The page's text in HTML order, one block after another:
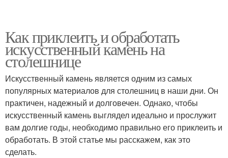
Как приклеить и обработать
искусственный камень на
столешнице
Искусственный камень является одним из самых
популярных материалов для столешниц в наши дни. Он
практичен, надежный и долговечен. Однако, чтобы
искусственный камень выглядел идеально и прослужит
вам долгие годы, необходимо правильно его приклеить и
обработать. В этой статье мы расскажем, как это
сделать.